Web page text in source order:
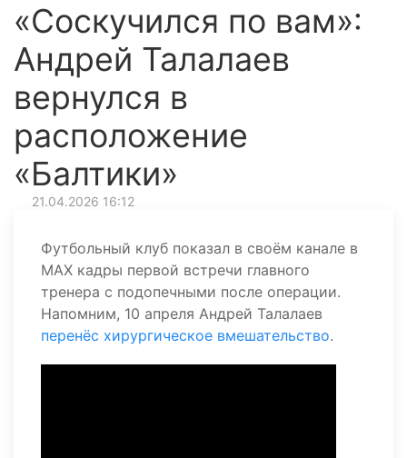
«Соскучился по вам»:
Андрей Талалаев
вернулся в
расположение
«Балтики»
21.04.2026 16:12
Футбольный клуб показал в своём канале в
MAX кадры первой встречи главного
тренера с подопечными после операции.
Напомним, 10 апреля Андрей Талалаев
перенёс хирургическое вмешательство.